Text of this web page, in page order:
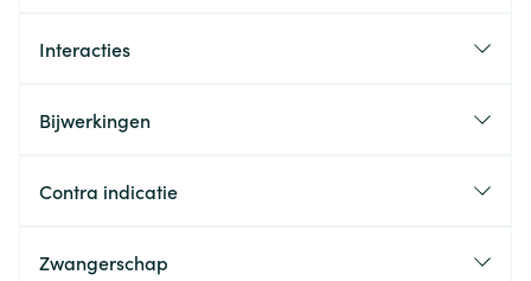
Interacties
Bijwerkingen
Contra indicatie
Zwangerschap